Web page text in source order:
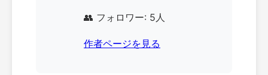
👥 フォロワー: 5人
作者ページを見る